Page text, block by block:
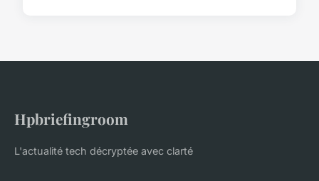
Hpbriefingroom
L'actualité tech décryptée avec clarté